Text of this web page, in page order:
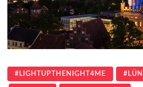
LIGHTUPTHENIGHT4ME